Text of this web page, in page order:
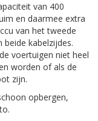
van 400
en daarmee extra
van het tweede
kabelzijdes.
voertuigen niet heel
worden of als de
zijn.
opbergen,